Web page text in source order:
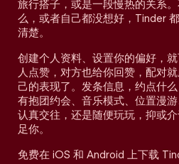
旅行搭子，或是一段慢热的关系
么，或者自己都没想好，Tinder
清楚。
创建个人资料、设置你的偏好，
人点赞，对方也给你回赞，配对
己的表现了。发条信息，约点什
有抱团约会、音乐模式、位置漫
认真交往，还是随便玩玩，抑或
足你。
免费在 iOS 和 Android 上下载